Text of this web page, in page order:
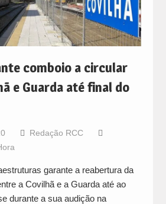
comboio a circular
e Guarda até final do
Redação RCC
garante a reabertura da
a Covilhã e a Guarda até ao
durante a sua audição na